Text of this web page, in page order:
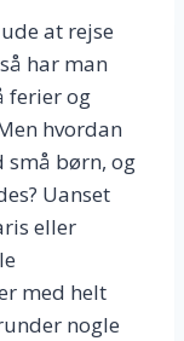
at rejse
har man
ferier og
hvordan
små børn, og
Uanset
eller
med helt
nogle